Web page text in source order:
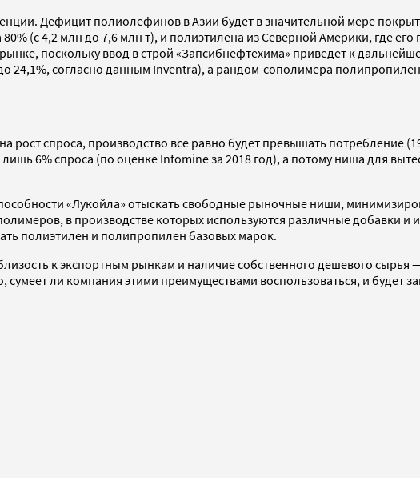
Дефицит полиолефинов в Азии будет в значительной мере
(с 4,2 млн до 7,6 млн т), и полиэтилена из Северной Америки, где
поскольку ввод в строй «Запсибнефтехима» приведет к
24,1%, согласно данным Inventra), а рандом-сополимера
рост спроса, производство все равно будет превышать потребление
6% спроса (по оценке Infomine за 2018 год), а потому ниша для
«Лукойла» отыскать свободные рыночные ниши,
в производстве которых используются различные добавки
полиэтилен и полипропилен базовых марок.
к экспортным рынкам и наличие собственного дешевого сырья
ли компания этими преимуществами воспользоваться, и будет